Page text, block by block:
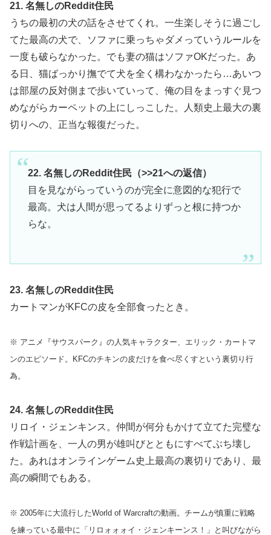
21. 名無しのReddit住民
うちの最初の犬の話をさせてくれ。一生楽しそうに過ごし
てた最高の犬で、ソファに乗っちゃダメっていうルールを
一度も破らなかった。でも妻の猫はソファOKだった。あ
る日、猫ばっかり撫でて犬を全く構わなかったら…あいつ
は部屋の反対側まで歩いていって、俺の目をまっすぐ見つ
めながらカーペットの上にしっこした。人類史上最大の裏
切りへの、正当な報復だった。
22. 名無しのReddit住民（>>21への返信）
目を見ながらっていうのが完全に意図的な犯行で
最高。犬は人間が思ってるよりずっと根に持つか
らな。
23. 名無しのReddit住民
カートマンがKFCの皮を全部食ったとき。
※ アニメ『サウスパーク』の人気キャラクター、エリック・カートマ
ンのエピソード。KFCのチキンの皮だけを食べ尽くすという裏切り行
為。
24. 名無しのReddit住民
リロイ・ジェンキンス。仲間が何分もかけて立てた完璧な
作戦計画を、一人の男が雄叫びとともにすべてぶち壊し
た。あれはオンラインゲーム史上最高の裏切りであり、最
高の瞬間でもある。
※ 2005年に大流行したWorld of Warcraftの動画。チームが慎重に戦略
を練っている最中に「リロォォォイ・ジェンキーンス！」と叫びながら